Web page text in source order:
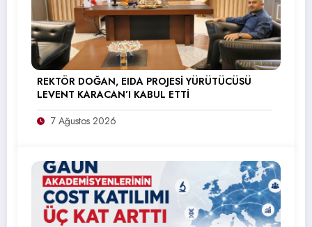
REKTÖR DOĞAN, EIDA PROJESİ YÜRÜTÜCÜSÜ
LEVENT KARACAN’I KABUL ETTİ
7 Ağustos 2026